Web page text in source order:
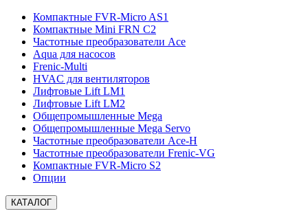
Компактные FVR-Micro AS1
Компактные Mini FRN C2
Частотные преобразователи Ace
Aqua для насосов
Frenic-Multi
HVAC для вентиляторов
Лифтовые Lift LM1
Лифтовые Lift LM2
Общепромышленные Mega
Общепромышленные Mega Servo
Частотные преобразователи Ace-H
Частотные преобразователи Frenic-VG
Компактные FVR-Micro S2
Опции
КАТАЛОГ